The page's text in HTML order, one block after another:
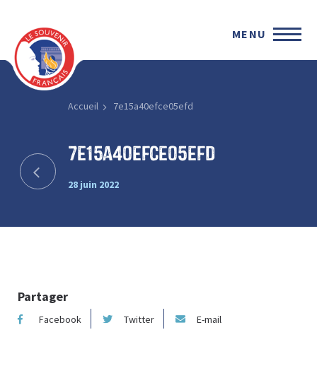
MENU
Accueil 7e15a40efce05efd
7e15a40efce05efd
28 juin 2022
Partager
Facebook Twitter E-mail